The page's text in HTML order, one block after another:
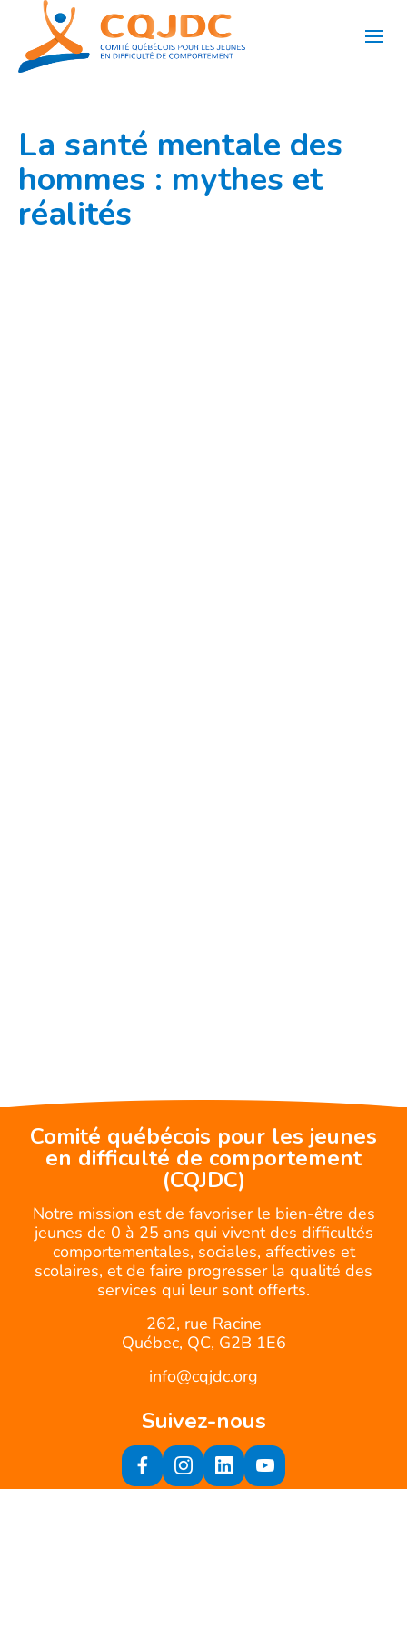
contenu
La santé mentale des
hommes : mythes et
réalités
Comité québécois pour les jeunes
en difficulté de comportement
(CQJDC)
Notre mission est de favoriser le bien-être des
jeunes de 0 à 25 ans qui vivent des difficultés
comportementales, sociales, affectives et
scolaires, et de faire progresser la qualité des
services qui leur sont offerts.
262, rue Racine
Québec, QC, G2B 1E6
info@cqjdc.org
Suivez-nous